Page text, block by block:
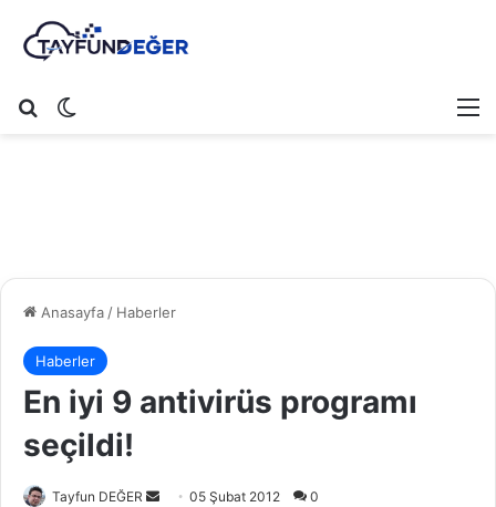
Arama yap ...
Anasayfa/ Haberler
Haberler
En iyi 9 antivirüs programı
seçildi!
Tayfun DEĞER 05 Şubat 2012 0